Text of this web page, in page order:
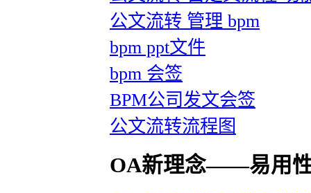
公文流转 管理 bpm
bpm ppt文件
bpm 会签
BPM公司发文会签
公文流转流程图
OA新理念——易用